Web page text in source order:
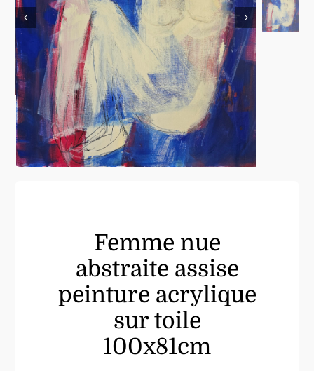
Femme nue
abstraite assise
peinture acrylique
sur toile
100x81cm